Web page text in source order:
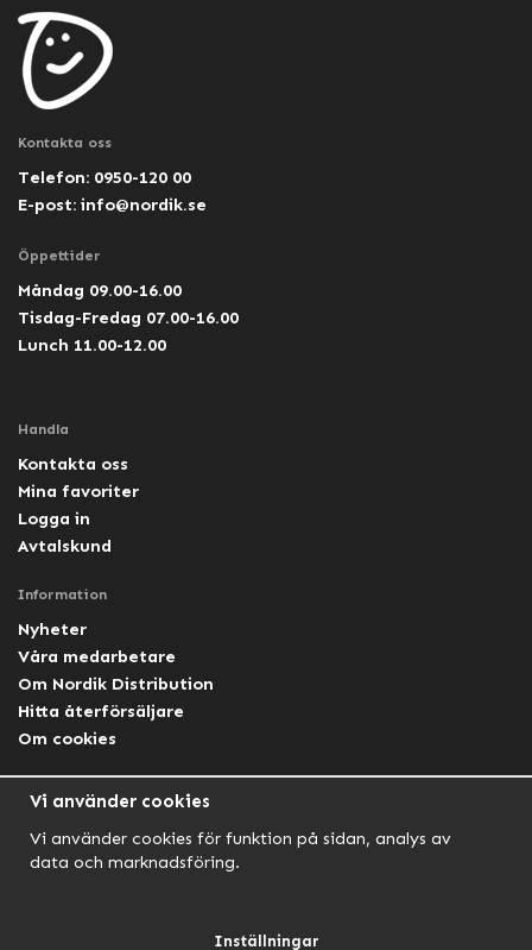
Kontakta oss
Telefon: 0950-120 00
E-post: info@nordik.se
Öppettider
Måndag 09.00-16.00
Tisdag-Fredag 07.00-16.00
Lunch 11.00-12.00
Handla
Kontakta oss
Mina favoriter
Logga in
Avtalskund
Information
Nyheter
Våra medarbetare
Om Nordik Distribution
Hitta återförsäljare
Om cookies
Facebook Lightforce Sweden
Vi använder cookies
Vi använder cookies för funktion på sidan, analys av
data och marknadsföring.
Inställningar